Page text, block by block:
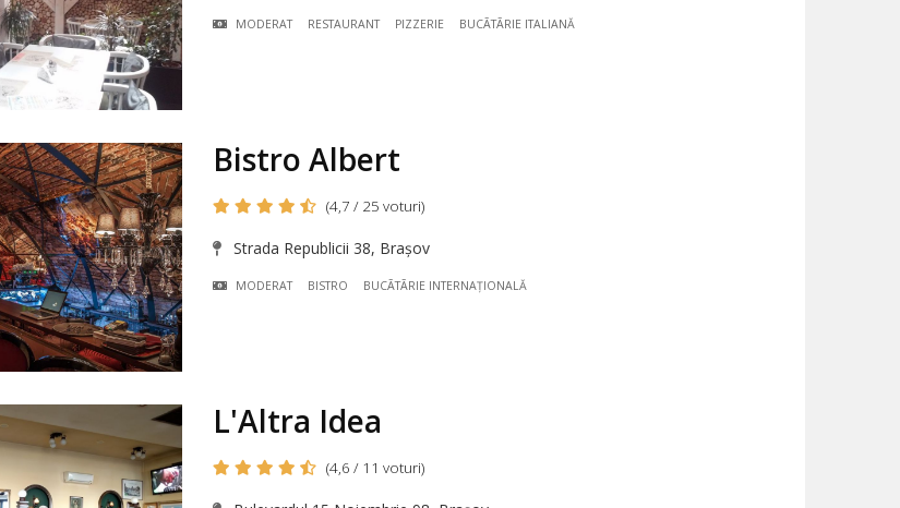
MODERAT RESTAURANT PIZZERIE BUCÃTÃRIE ITALIANĂ
Bistro Albert
(4,7 / 25 voturi)
Strada Republicii 38, Brașov
MODERAT BISTRO BUCÃTÃRIE INTERNAȚIONALĂ
L'Altra Idea
(4,6 / 11 voturi)